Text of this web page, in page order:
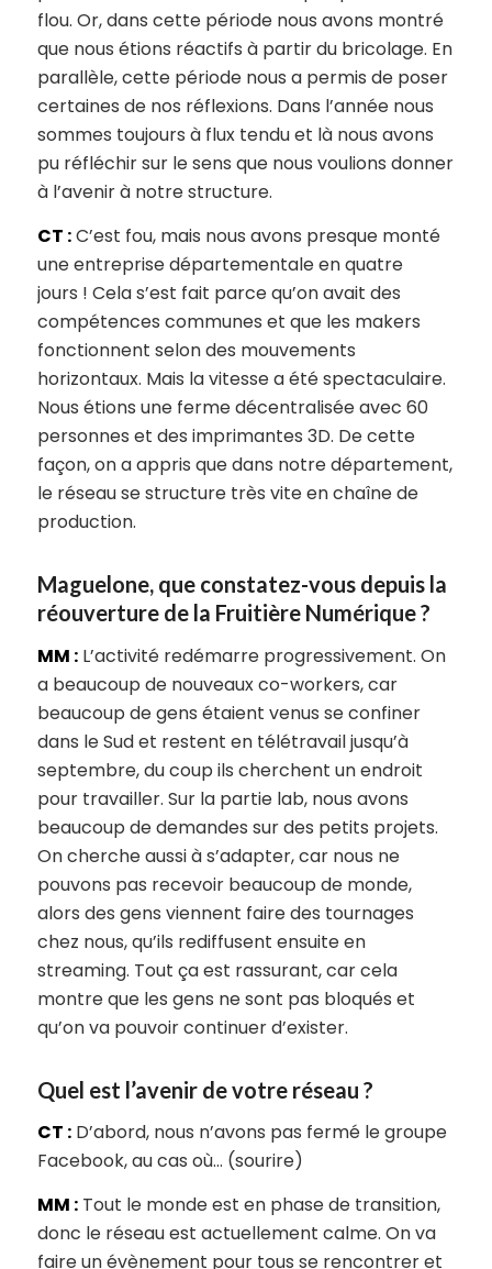
flou. Or, dans cette période nous avons montré
que nous étions réactifs à partir du bricolage. En
parallèle, cette période nous a permis de poser
certaines de nos réflexions. Dans l’année nous
sommes toujours à flux tendu et là nous avons
pu réfléchir sur le sens que nous voulions donner
à l’avenir à notre structure.
CT :C’est fou, mais nous avons presque monté
une entreprise départementale en quatre
jours ! Cela s’est fait parce qu’on avait des
compétences communes et que les makers
fonctionnent selon des mouvements
horizontaux. Mais la vitesse a été spectaculaire.
Nous étions une ferme décentralisée avec 60
personnes et des imprimantes 3D. De cette
façon, on a appris que dans notre département,
le réseau se structure très vite en chaîne de
production.
Maguelone, que constatez-vous depuis la
réouverture de la Fruitière Numérique ?
MM :L’activité redémarre progressivement. On
a beaucoup de nouveaux co-workers, car
beaucoup de gens étaient venus se confiner
dans le Sud et restent en télétravail jusqu’à
septembre, du coup ils cherchent un endroit
pour travailler. Sur la partie lab, nous avons
beaucoup de demandes sur des petits projets.
On cherche aussi à s’adapter, car nous ne
pouvons pas recevoir beaucoup de monde,
alors des gens viennent faire des tournages
chez nous, qu’ils rediffusent ensuite en
streaming. Tout ça est rassurant, car cela
montre que les gens ne sont pas bloqués et
qu’on va pouvoir continuer d’exister.
Quel est l’avenir de votre réseau ?
CT :D’abord, nous n’avons pas fermé le groupe
Facebook, au cas où… (sourire)
MM :Tout le monde est en phase de transition,
donc le réseau est actuellement calme. On va
faire un évènement pour tous se rencontrer et